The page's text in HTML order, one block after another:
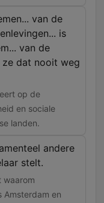
van de
is
van de
dat nooit weg
op de
en sociale
landen.
andere
stelt.
waarom
Amsterdam en